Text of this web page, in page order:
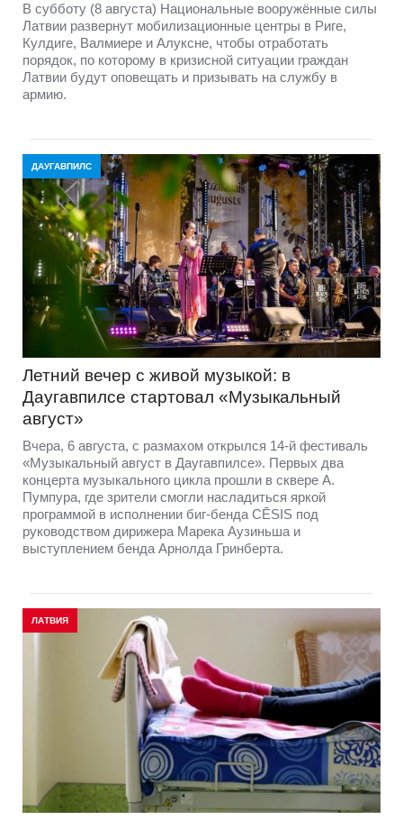
В субботу (8 августа) Национальные вооружённые силы
Латвии развернут мобилизационные центры в Риге,
Кулдиге, Валмиере и Алуксне, чтобы отработать
порядок, по которому в кризисной ситуации граждан
Латвии будут оповещать и призывать на службу в
армию.
ДАУГАВПИЛС
Летний вечер с живой музыкой: в
Даугавпилсе стартовал «Музыкальный
август»
Вчера, 6 августа, с размахом открылся 14-й фестиваль
«Музыкальный август в Даугавпилсе». Первых два
концерта музыкального цикла прошли в сквере А.
Пумпура, где зрители смогли насладиться яркой
программой в исполнении биг-бенда CĒSIS под
руководством дирижера Марека Аузиньша и
выступлением бенда Арнолда Гринберта.
ЛАТВИЯ